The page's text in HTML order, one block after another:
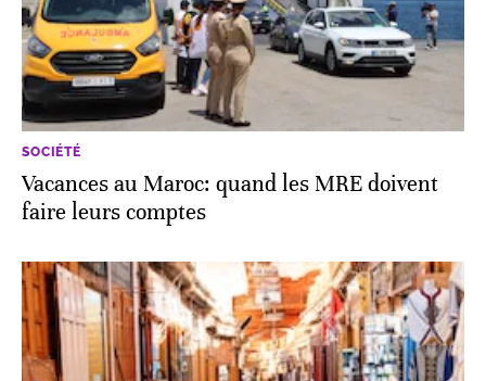
SOCIÉTÉ
Vacances au Maroc: quand les MRE doivent
faire leurs comptes